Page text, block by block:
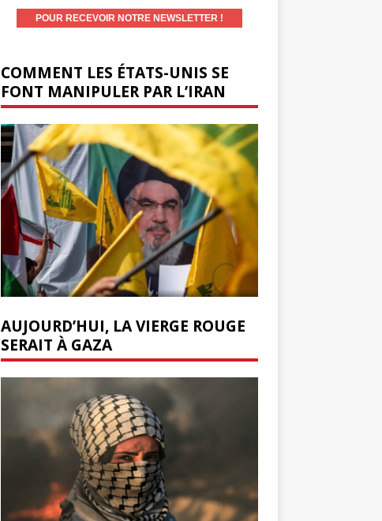
COMMENT LES ÉTATS-UNIS SE
FONT MANIPULER PAR L’IRAN
AUJOURD’HUI, LA VIERGE ROUGE
SERAIT À GAZA